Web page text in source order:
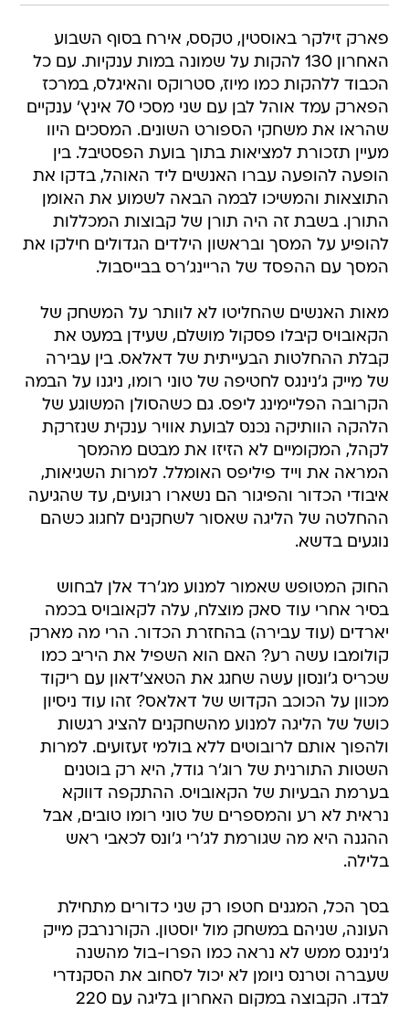
פארק זילקר באוסטין, טקסס, אירח בסוף השבוע
האחרון 130 להקות על שמונה במות ענקיות. עם כל
הכבוד ללהקות כמו מיוז, סטרוקס והאיגלס, במרכז
הפארק עמד אוהל לבן עם שני מסכי 70 אינץ' ענקיים
שהראו את משחקי הספורט השונים. המסכים היוו
מעיין תזכורת למציאות בתוך בועת הפסטיבל. בין
הופעה להופעה עברו האנשים ליד האוהל, בדקו את
התוצאות והמשיכו לבמה הבאה לשמוע את האומן
התורן. בשבת זה היה תורן של קבוצות המכללות
להופיע על המסך ובראשון הילדים הגדולים חילקו את
המסך עם ההפסד של הריינג'רס בבייסבול.
מאות האנשים שהחליטו לא לוותר על המשחק של
הקאובויס קיבלו פסקול מושלם, שעידן במעט את
קבלת ההחלטות הבעייתית של דאלאס. בין עבירה
של מייק ג'נינגס לחטיפה של טוני רומו, ניגנו על הבמה
הקרובה הפליימינג ליפס. גם כשהסולן המשוגע של
הלהקה הוותיקה נכנס לבועת אוויר ענקית שנזרקת
לקהל, המקומיים לא הזיזו את מבטם מהמסך
המראה את וייד פיליפס האומלל. למרות השגיאות,
איבודי הכדור והפיגור הם נשארו רגועים, עד שהגיעה
ההחלטה של הליגה שאסור לשחקנים לחגוג כשהם
נוגעים בדשא.
החוק המטופש שאמור למנוע מג'רד אלן לבחוש
בסיר אחרי עוד סאק מוצלח, עלה לקאובויס בכמה
יארדים (עוד עבירה) בהחזרת הכדור. הרי מה מארק
קולומבו עשה רע? האם הוא השפיל את היריב כמו
שכריס ג'ונסון עשה שחגג את הטאצ'דאון עם ריקוד
מכוון על הכוכב הקדוש של דאלאס? זהו עוד ניסיון
כושל של הליגה למנוע מהשחקנים להציג רגשות
ולהפוך אותם לרובוטים ללא בולמי זעזועים. למרות
השטות התורנית של רוג'ר גודל, היא רק בוטנים
בערמת הבעיות של הקאובויס. ההתקפה דווקא
נראית לא רע והמספרים של טוני רומו טובים, אבל
ההגנה היא מה שגורמת לג'רי ג'ונס לכאבי ראש
בלילה.
בסך הכל, המגנים חטפו רק שני כדורים מתחילת
העונה, שניהם במשחק מול יוסטון. הקורנרבק מייק
ג'נינגס ממש לא נראה כמו הפרו-בול מהשנה
שעברה וטרנס ניומן לא יכול לסחוב את הסקנדרי
לבדו. הקבוצה במקום האחרון בליגה עם 220